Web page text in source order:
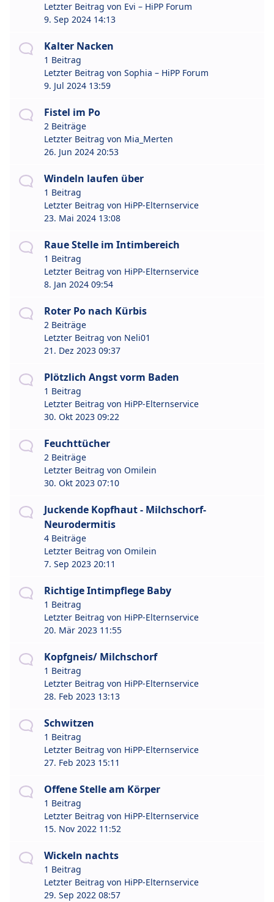
Letzter Beitrag von Evi – HiPP Forum
9. Sep 2024 14:13
Kalter Nacken
1 Beitrag
Letzter Beitrag von Sophia – HiPP Forum
9. Jul 2024 13:59
Fistel im Po
2 Beiträge
Letzter Beitrag von Mia_Merten
26. Jun 2024 20:53
Windeln laufen über
1 Beitrag
Letzter Beitrag von HiPP-Elternservice
23. Mai 2024 13:08
Raue Stelle im Intimbereich
1 Beitrag
Letzter Beitrag von HiPP-Elternservice
8. Jan 2024 09:54
Roter Po nach Kürbis
2 Beiträge
Letzter Beitrag von Neli01
21. Dez 2023 09:37
Plötzlich Angst vorm Baden
1 Beitrag
Letzter Beitrag von HiPP-Elternservice
30. Okt 2023 09:22
Feuchttücher
2 Beiträge
Letzter Beitrag von Omilein
30. Okt 2023 07:10
Juckende Kopfhaut - Milchschorf-
Neurodermitis
4 Beiträge
Letzter Beitrag von Omilein
7. Sep 2023 20:11
Richtige Intimpflege Baby
1 Beitrag
Letzter Beitrag von HiPP-Elternservice
20. Mär 2023 11:55
Kopfgneis/ Milchschorf
1 Beitrag
Letzter Beitrag von HiPP-Elternservice
28. Feb 2023 13:13
Schwitzen
1 Beitrag
Letzter Beitrag von HiPP-Elternservice
27. Feb 2023 15:11
Offene Stelle am Körper
1 Beitrag
Letzter Beitrag von HiPP-Elternservice
15. Nov 2022 11:52
Wickeln nachts
1 Beitrag
Letzter Beitrag von HiPP-Elternservice
29. Sep 2022 08:57